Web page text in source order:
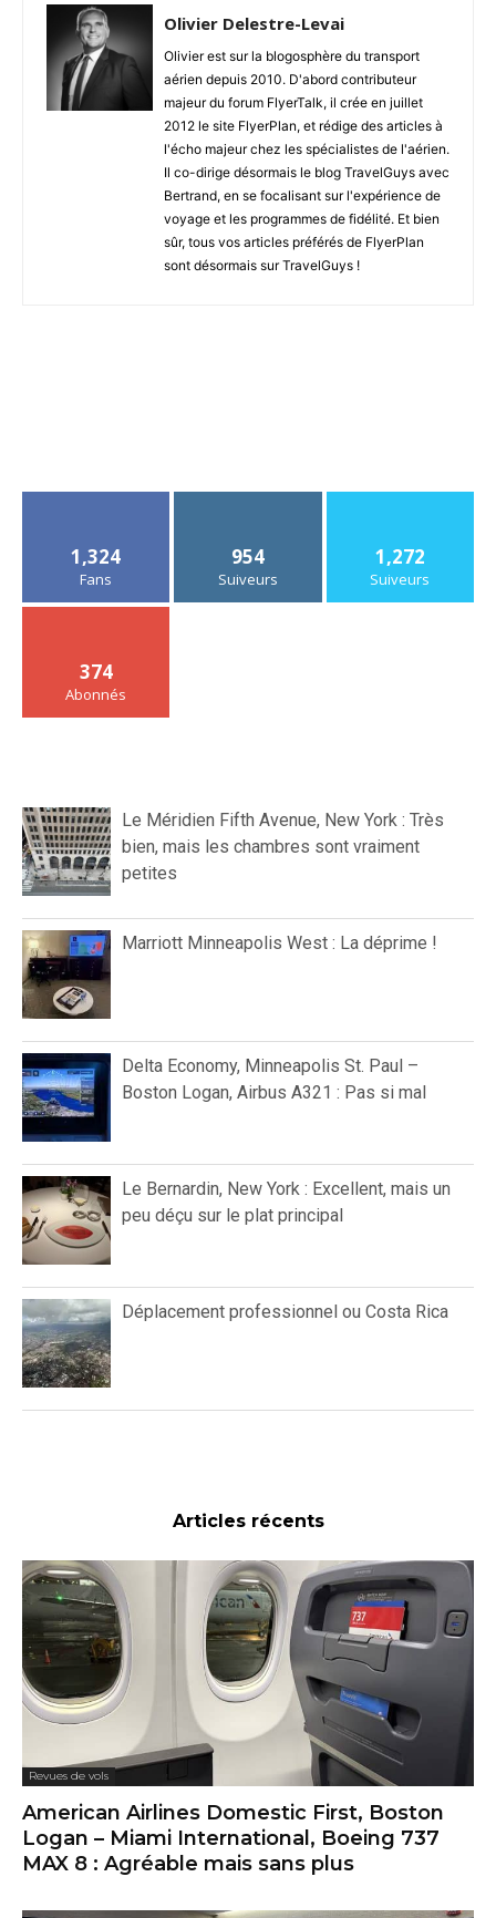
Olivier Delestre-Levai
Olivier est sur la blogosphère du transport
aérien depuis 2010. D'abord contributeur
majeur du forum FlyerTalk, il crée en juillet
2012 le site FlyerPlan, et rédige des articles à
l'écho majeur chez les spécialistes de l'aérien.
Il co-dirige désormais le blog TravelGuys avec
Bertrand, en se focalisant sur l'expérience de
voyage et les programmes de fidélité. Et bien
sûr, tous vos articles préférés de FlyerPlan
sont désormais sur TravelGuys !
1,324
Fans
954
Suiveurs
1,272
Suiveurs
374
Abonnés
Le Méridien Fifth Avenue, New York : Très
bien, mais les chambres sont vraiment
petites
Marriott Minneapolis West : La déprime !
Delta Economy, Minneapolis St. Paul –
Boston Logan, Airbus A321 : Pas si mal
Le Bernardin, New York : Excellent, mais un
peu déçu sur le plat principal
Déplacement professionnel ou Costa Rica
Articles récents
Revues de vols
American Airlines Domestic First, Boston
Logan – Miami International, Boeing 737
MAX 8 : Agréable mais sans plus